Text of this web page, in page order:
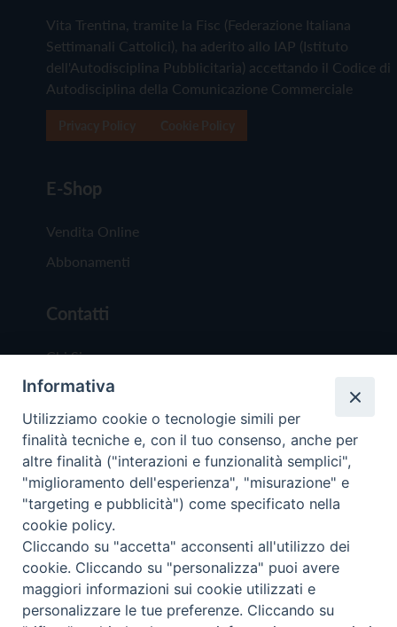
Vita Trentina, tramite la Fisc (Federazione Italiana
Settimanali Cattolici), ha aderito allo IAP (Istituto
dell'Autodisciplina Pubblicitaria) accettando il Codice di
Autodisciplina della Comunicazione Commerciale
E-Shop
Vendita Online
Abbonamenti
Contatti
Chi Siamo
Redazione
Scrivici
Copyright © 2019 - Tutti i diritti riservati - Vita
Trentina Editrice
Privacy Policy
Torna
Informativa
Utilizziamo cookie o tecnologie simili per
finalità tecniche e, con il tuo consenso, anche per
altre finalità ("interazioni e funzionalità semplici",
"miglioramento dell'esperienza", "misurazione" e
"targeting e pubblicità") come specificato nella
cookie policy.
Cliccando su "accetta" acconsenti all'utilizzo dei
cookie. Cliccando su "personalizza" puoi avere
maggiori informazioni sui cookie utilizzati e
personalizzare le tue preferenze. Cliccando su